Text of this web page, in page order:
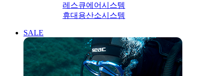
레스큐에어시스템
휴대용산소시스템
SALE